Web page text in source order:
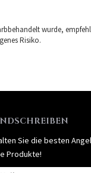
wurde,
Risiko.
Sie die besten
Produkte!